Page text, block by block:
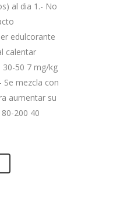
al dia 1.- No
edulcorante
calentar
30-50 7 mg/kg
Se mezcla con
aumentar su
200 40